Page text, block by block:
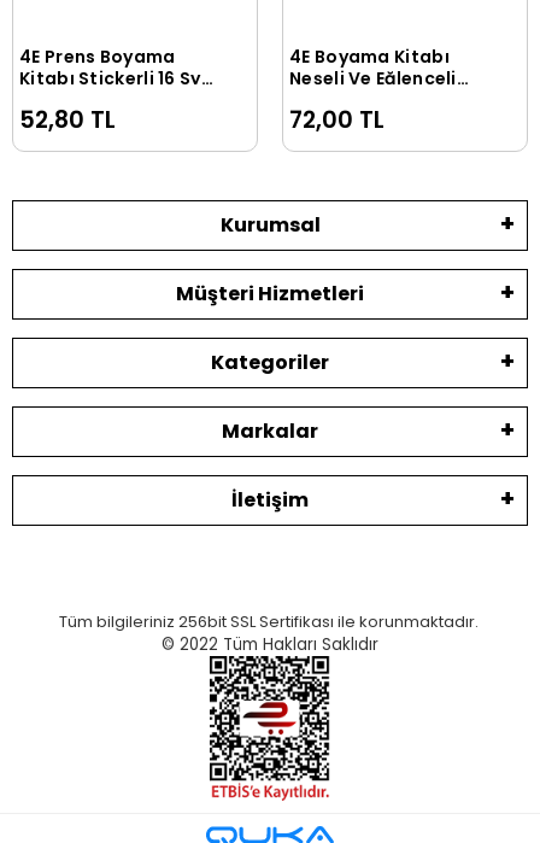
Sepete Ekle
4E Prens Boyama
Kitabı Stickerli 16 Syf
52,80 TL
Sepete Ekle
4E Boyama Kitabı
Neşeli Ve Eğlenceli
Yayınevi
72,00 TL
Kurumsal
Müşteri Hizmetleri
Kategoriler
Markalar
İletişim
Tüm bilgileriniz 256bit SSL Sertifikası ile korunmaktadır.
© 2022 Tüm Hakları Saklıdır